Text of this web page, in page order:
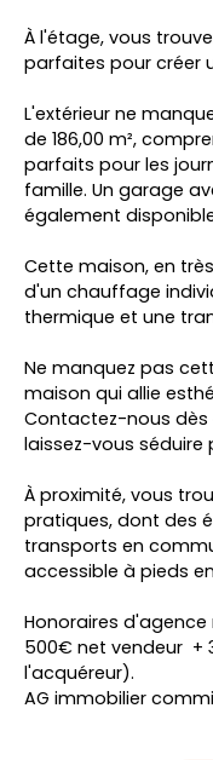
À l'étage, vous
parfaites pour créer
L'extérieur ne
de 186,00 m²,
parfaits pour les
famille. Un garage
également
Cette maison, en
d'un chauffage
thermique et une
Ne manquez pas
maison qui allie
Contactez-nous dès
laissez-vous séduire
À proximité, vous
pratiques, dont des
transports en
accessible à pieds
Honoraires d'agence
500€ net vendeur +
l'acquéreur).
AG immobilier